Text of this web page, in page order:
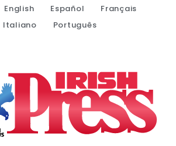
English Español
Français
Italiano
Português